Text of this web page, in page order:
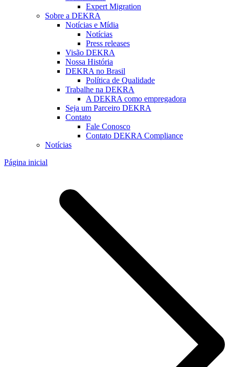
Expert Migration
Sobre a DEKRA
Notícias e Mídia
Notícias
Press releases
Visão DEKRA
Nossa História
DEKRA no Brasil
Política de Qualidade
Trabalhe na DEKRA
A DEKRA como empregadora
Seja um Parceiro DEKRA
Contato
Fale Conosco
Contato DEKRA Compliance
Notícias
Página inicial